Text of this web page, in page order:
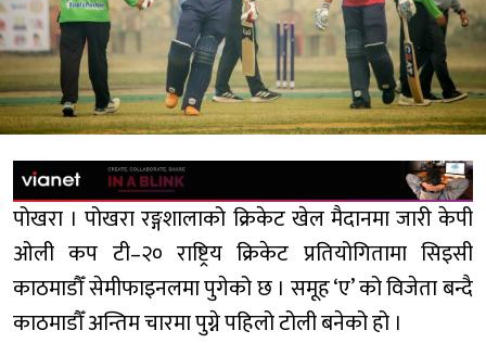
पोखरा । पोखरा रङ्गशालाको क्रिकेट खेल मैदानमा जारी केपी
ओली कप टी–२० राष्ट्रिय क्रिकेट प्रतियोगितामा सिइसी
काठमाडौँ सेमीफाइनलमा पुगेको छ । समूह ‘ए’ को विजेता बन्दै
काठमाडौँ अन्तिम चारमा पुग्ने पहिलो टोली बनेको हो ।